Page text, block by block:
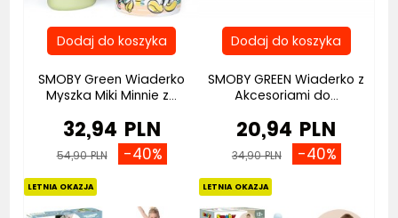
SMOBY Green Wiaderko
Myszka Miki Minnie z...
32,94 PLN
54,90 PLN -40%
SMOBY GREEN Wiaderko z
Akcesoriami do...
20,94 PLN
34,90 PLN -40%
LETNIA OKAZJA LETNIA OKAZJA